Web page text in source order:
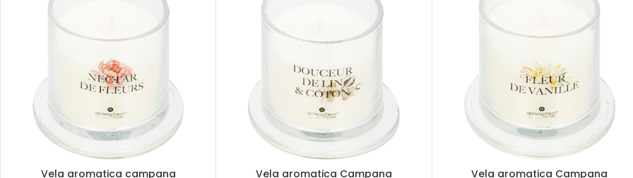
Vela aromatica campana Vela aromatica Campana Vela aromatica Campana